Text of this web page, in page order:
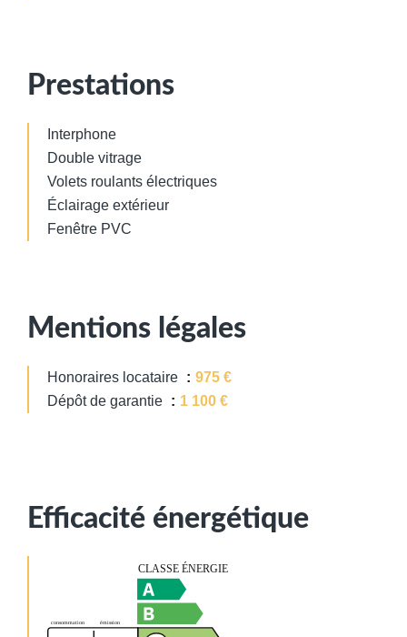
Prestations
Interphone
Double vitrage
Volets roulants électriques
Éclairage extérieur
Fenêtre PVC
Mentions légales
Honoraires locataire
975 €
Dépôt de garantie
1 100 €
Efficacité énergétique